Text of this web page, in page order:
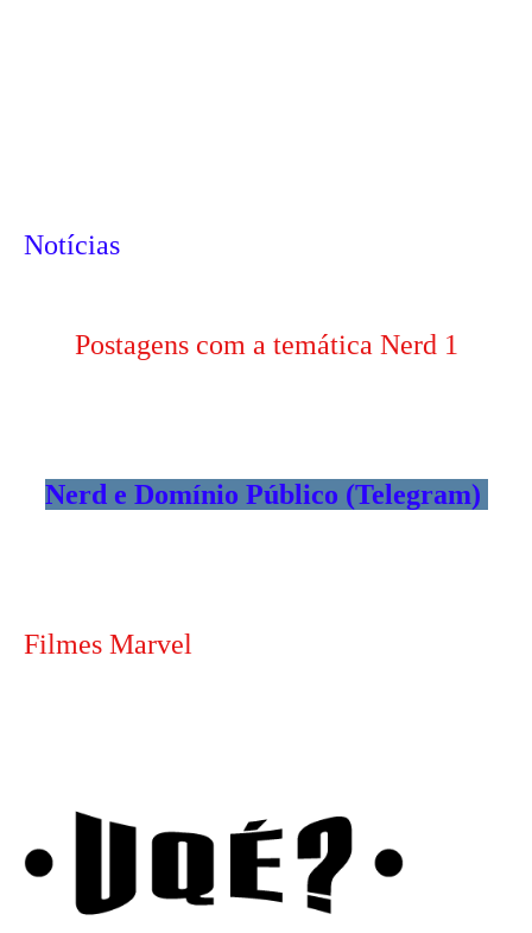
Notícias
Postagens com a temática Nerd 1
Nerd e Domínio Público (Telegram)
Filmes Marvel